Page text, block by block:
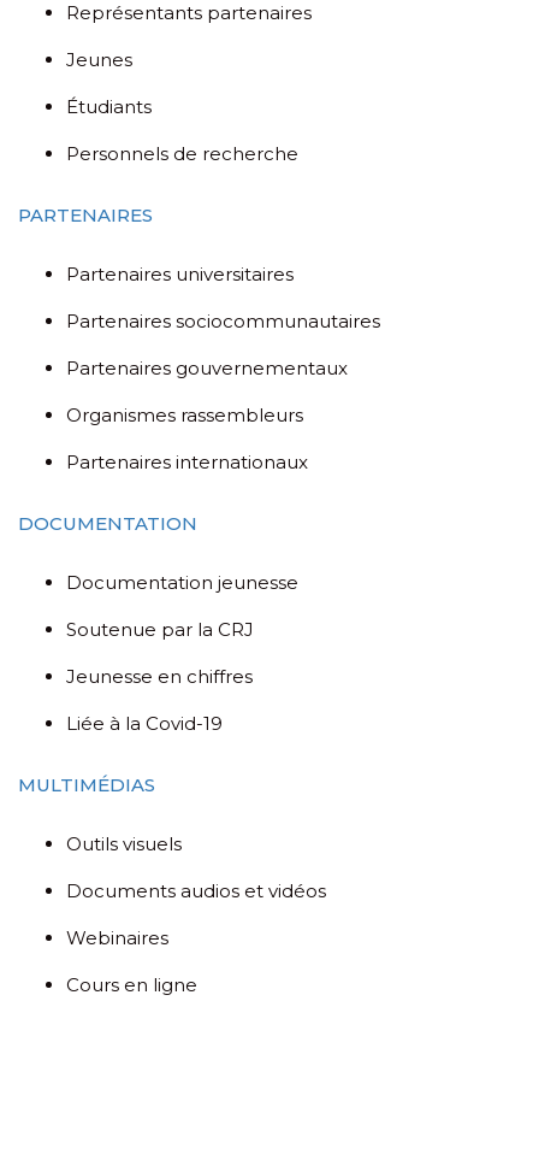
Représentants partenaires
Jeunes
Étudiants
Personnels de recherche
PARTENAIRES
Partenaires universitaires
Partenaires sociocommunautaires
Partenaires gouvernementaux
Organismes rassembleurs
Partenaires internationaux
DOCUMENTATION
Documentation jeunesse
Soutenue par la CRJ
Jeunesse en chiffres
Liée à la Covid-19
MULTIMÉDIAS
Outils visuels
Documents audios et vidéos
Webinaires
Cours en ligne